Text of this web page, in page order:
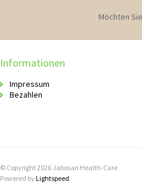
Möchten
Informationen
Impressum
Bezahlen
© Copyright 2026 Jabosan Health-Care
Powered byLightspeed